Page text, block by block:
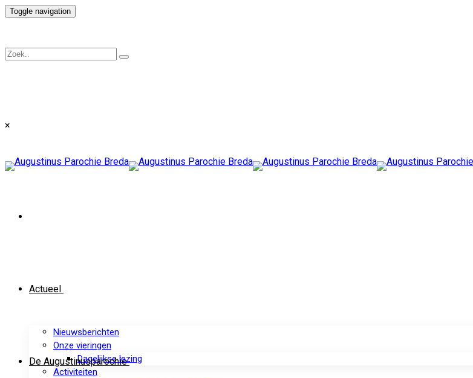
Toggle navigation
×
Actueel
Nieuwsberichten
Onze vieringen
Dagelijkse lezing
Activiteiten
De Augustinusparochie